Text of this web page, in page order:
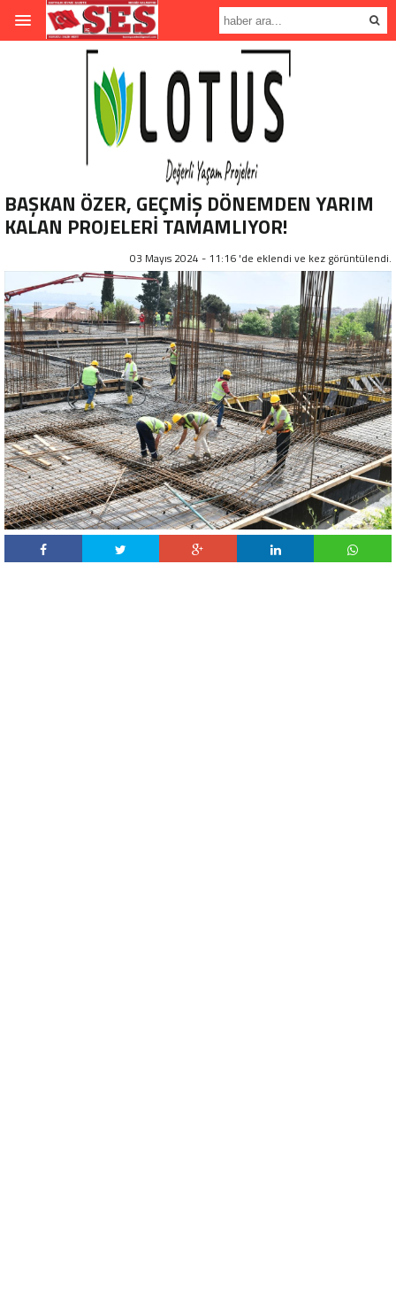
BAŞKAN ÖZER, GEÇMİŞ DÖNEMDEN YARIM
KALAN PROJELERİ TAMAMLIYOR!
03 Mayıs 2024 - 11:16 'de eklendi ve kez görüntülendi.